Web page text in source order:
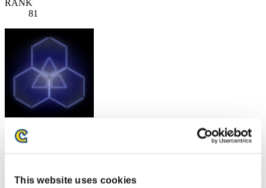
This website uses cookies
RANK
81
スコア: -
RANK